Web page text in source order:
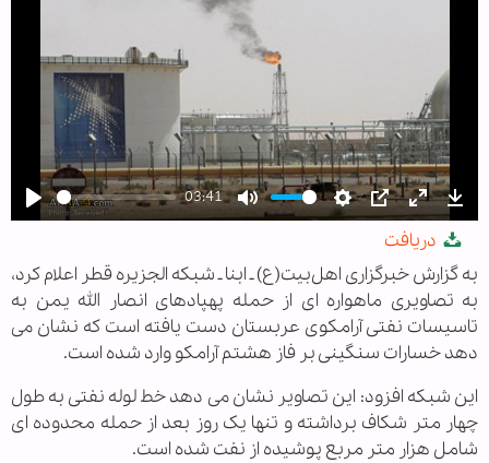
Play
03:41
Mute Settings
PIP Enter
دریافت
به گزارش خبرگزاری اهل‌بیت(ع) ـ ابنا ـ شبکه الجزیره قطر اعلام کرد،
به تصاویری ماهواره ای از حمله پهپادهای انصار الله یمن به
تاسیسات نفتی آرامکوی عربستان دست یافته است که نشان می
دهد خسارات سنگینی بر فاز هشتم آرامکو وارد شده است.
این شبکه افزود: این تصاویر نشان می دهد خط لوله نفتی به طول
چهار متر شکاف برداشته و تنها یک روز بعد از حمله محدوده ای
شامل هزار متر مربع پوشیده از نفت شده است.